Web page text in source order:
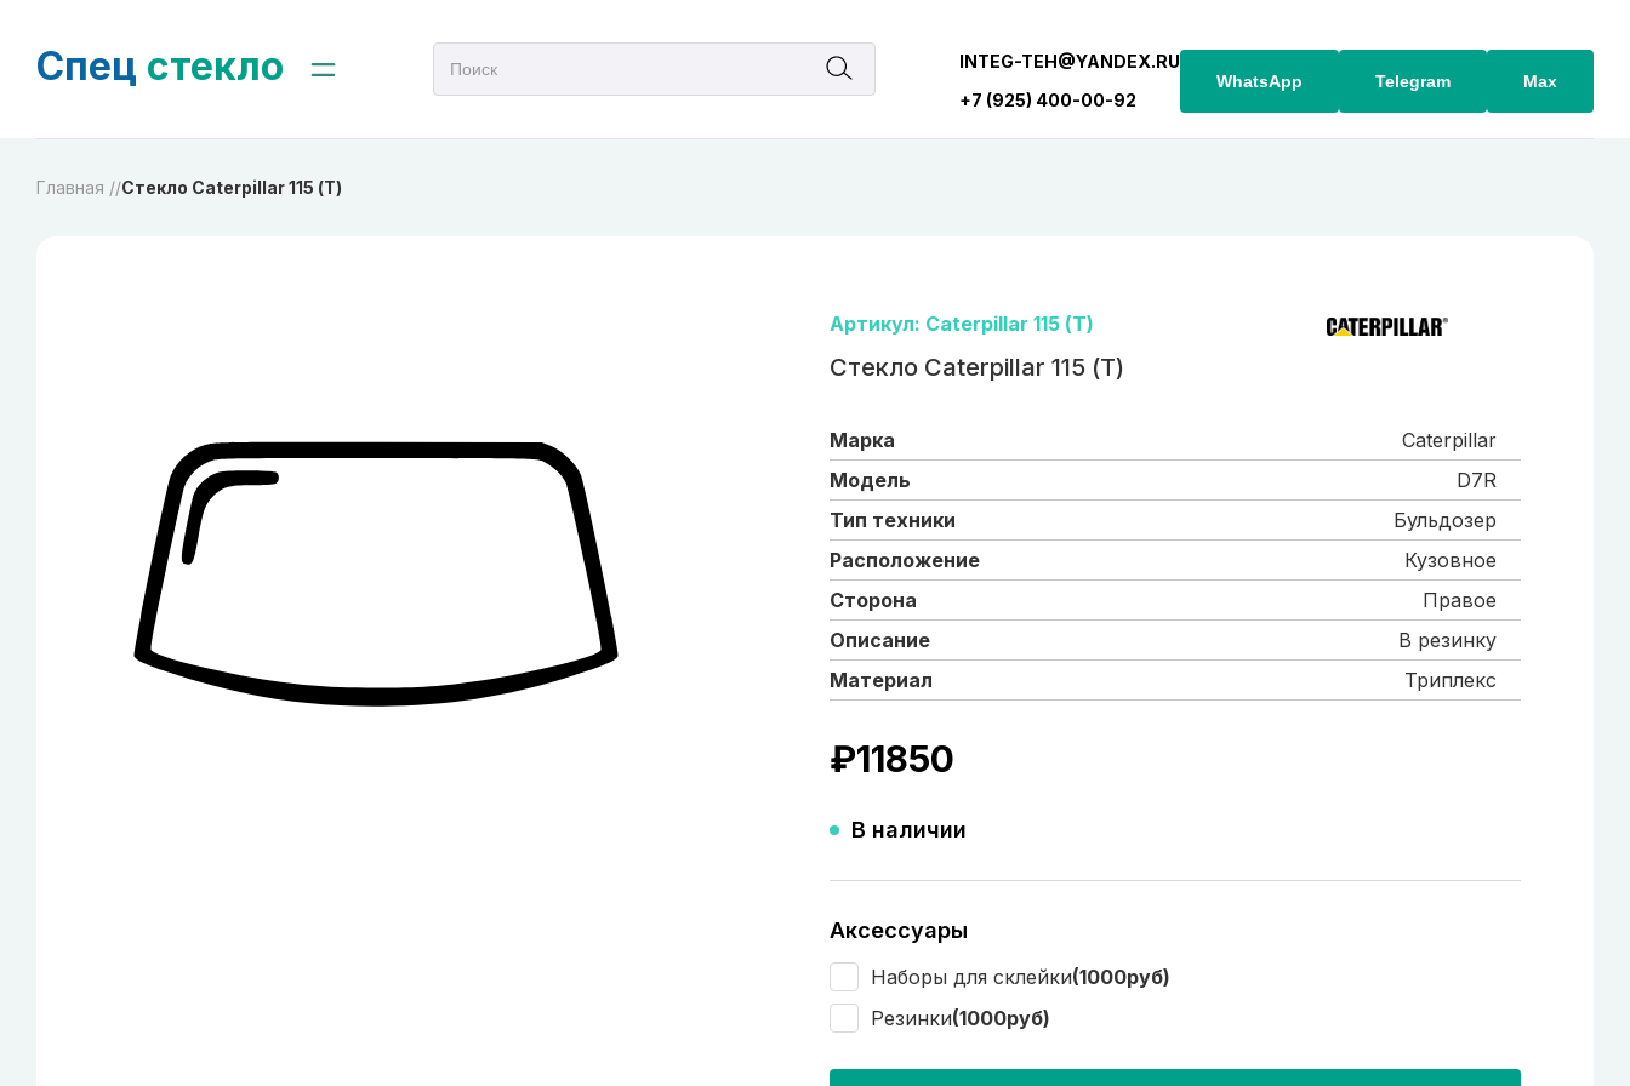
Спец стекло
INTEG-TEH@YANDEX.RU
+7 (925) 400-00-92
WhatsApp Telegram Max
Главная //Стекло Caterpillar 115 (Т)
Артикул: Caterpillar 115 (Т)
Стекло Caterpillar 115 (Т)
Марка
Caterpillar
Модель
D7R
Тип техники
Бульдозер
Расположение
Кузовное
Сторона
Правое
Описание
В резинку
Материал
Триплекс
₽11850
В наличии
Аксессуары
Наборы для склейки(1000руб)
Резинки(1000руб)